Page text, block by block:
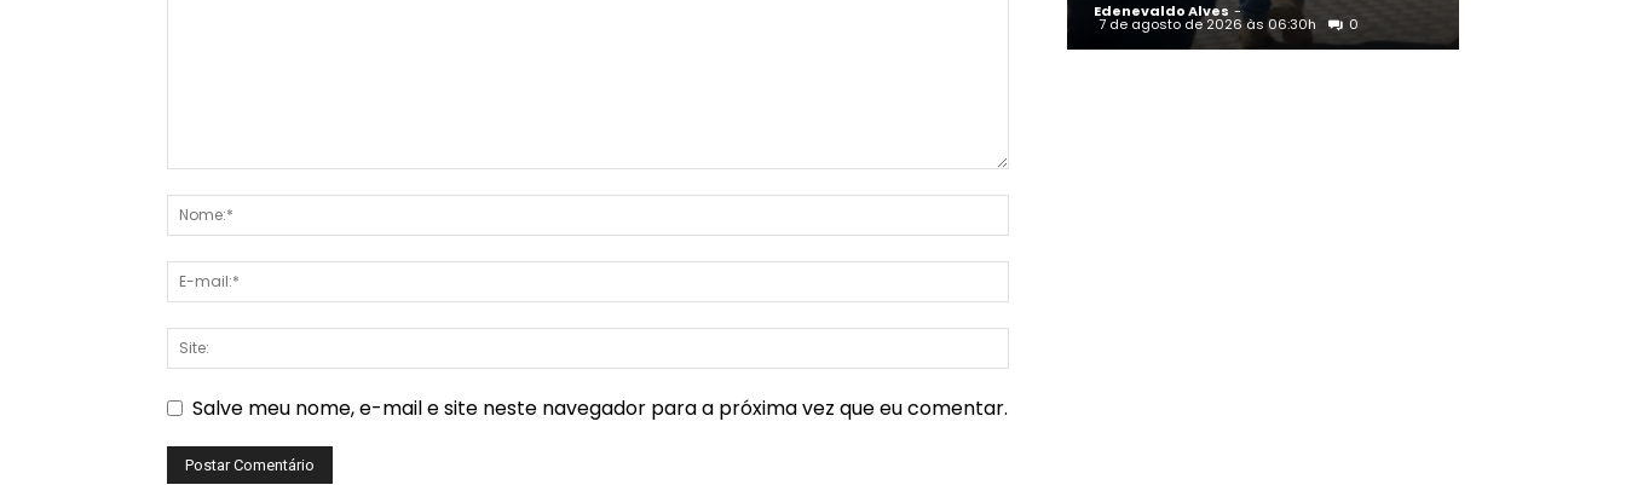
Salve meu nome, e-mail e site neste navegador para a próxima vez que eu comentar.
Edenevaldo Alves -
7 de agosto de 2026 às 06:30h 0